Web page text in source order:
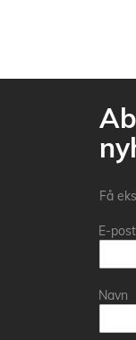
Få
E-post
Navn